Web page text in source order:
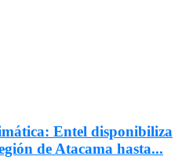
Entel disponibiliza
de Atacama hasta...